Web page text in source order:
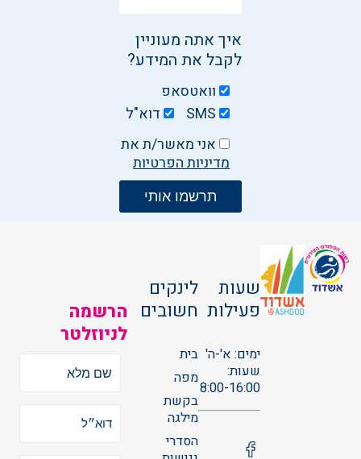
איך אתה מעוניין
לקבל את המידע?
וואטסאפ
SMS
דוא"ל
אני מאשר/ת את
מדיניות הפרטיות
שעות
פעילות
ימים: א'-ה'
שעות:
8:00-16:00
לינקים
חשובים
בית
מפה
בקשת
מילגה
הסדרי
הרשמה
לניוזלטר